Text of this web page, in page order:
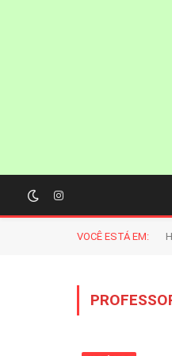
Instagram
VOCÊ ESTÁ EM: